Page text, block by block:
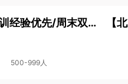
心理督导师（全职/心理培训经验优先/周末双休/近地铁） 【
500-999人